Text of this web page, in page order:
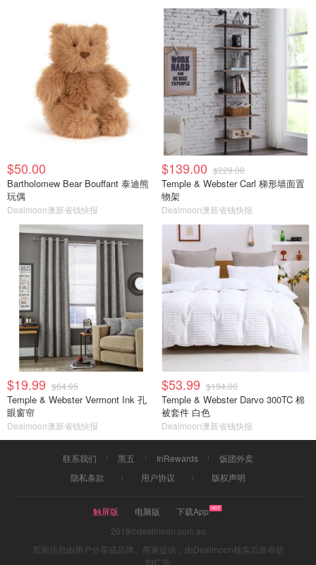
$50.00
Bartholomew Bear Bouffant 泰迪熊
玩偶
Dealmoon澳新省钱快报
$139.00 $229.00
Temple & Webster Carl 梯形墙面置
物架
Dealmoon澳新省钱快报
$19.99 $64.95
Temple & Webster Vermont Ink 孔
眼窗帘
Dealmoon澳新省钱快报
$53.99 $194.00
Temple & Webster Darvo 300TC 棉
被套件 白色
Dealmoon澳新省钱快报
联系我们 黑五 InRewards
饭团外卖
隐私条款
用户协议 版权声明
触屏版 电脑版
下载App
2019©dealmoon.com.au
页面信息由用户分享或品牌、商家提供，由Dealmoon核实后发布折
扣广告